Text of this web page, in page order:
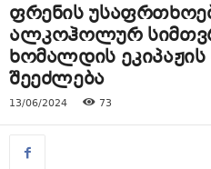
ფრენის
ალკოჰოლურ
ხომალდის ეკიპაჟის
შეეძლება
13/06/2024 73